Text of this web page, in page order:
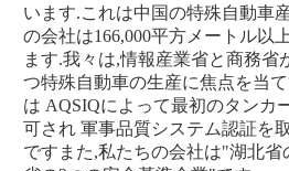
います.これは中国の特殊自動車
の会社は166,000平方メートル以
ます.我々は,情報産業省と商務省
つ特殊自動車の生産に焦点を当
は AQSIQによって最初のタンカ
可され 軍事品質システム認証を
ですまた,私たちの会社は"湖北